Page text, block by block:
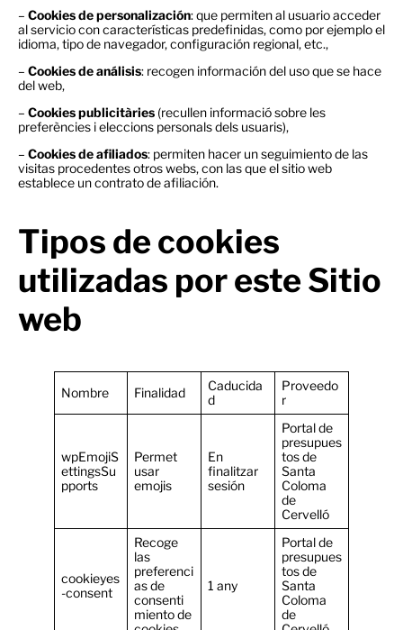
– Cookiesde personalización: que permiten al usuario acceder
al servicio con características predefinidas, como por ejemplo el
idioma, tipo de navegador, configuración regional, etc.,
– Cookiesde análisis: recogen información del uso que se hace
del web,
– Cookies publicitàries (recullen informació sobre les
preferències i eleccions personals dels usuaris),
– Cookies de afiliados: permiten hacer un seguimiento de las
visitas procedentes otros webs, con las que el sitio web
establece un contrato de afiliación.
Tipos de cookies
utilizadas por este Sitio
web
Nombre Finalidad
Caducida
d
Proveedo
r
wpEmojiS
ettingsSu
pports
Permet
usar
emojis
En
finalitzar
sesión
Portal de
presupues
tos de
Santa
Coloma
de
Cervelló
cookieyes
-consent
Recoge
las
preferenci
as de
consenti
miento de
1 any
Portal de
presupues
tos de
Santa
Coloma
de